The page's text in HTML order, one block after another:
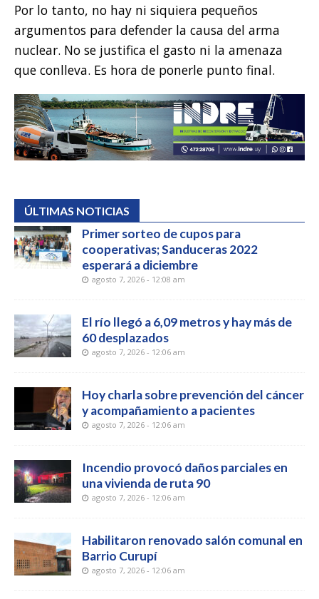
Por lo tanto, no hay ni siquiera pequeños
argumentos para defender la causa del arma
nuclear. No se justifica el gasto ni la amenaza
que conlleva. Es hora de ponerle punto final.
ÚLTIMAS NOTICIAS
Primer sorteo de cupos para
cooperativas; Sanduceras 2022
esperará a diciembre
agosto 7, 2026 - 12:08 am
El río llegó a 6,09 metros y hay más de
60 desplazados
agosto 7, 2026 - 12:06 am
Hoy charla sobre prevención del cáncer
y acompañamiento a pacientes
agosto 7, 2026 - 12:06 am
Incendio provocó daños parciales en
una vivienda de ruta 90
agosto 7, 2026 - 12:06 am
Habilitaron renovado salón comunal en
Barrio Curupí
agosto 7, 2026 - 12:06 am